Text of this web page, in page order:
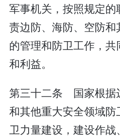
军事机关，按照规定的
责边防、海防、空防
的管理和防卫工作，
和利益。
第三十二条 国家根据
和其他重大安全领域
卫力量建设，建设作